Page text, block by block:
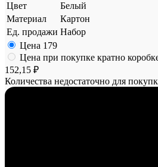
Цвет
Белый
Материал
Картон
Ед. продажи Набор
Цена 179
Цена при покупке кратно
152,15 ₽
Количества недостаточно для